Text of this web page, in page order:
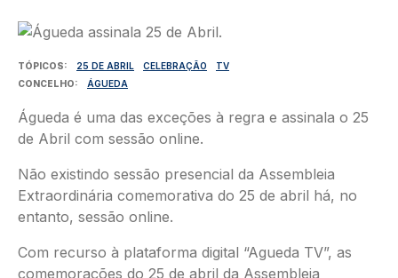
Imagem
TÓPICOS 25 DE ABRIL CELEBRAÇÃO
TV
CONCELHO
ÁGUEDA
Águeda é uma das exceções à regra e assinala o 25
de Abril com sessão online.
Não existindo sessão presencial da Assembleia
Extraordinária comemorativa do 25 de abril há, no
entanto, sessão online.
Com recurso à plataforma digital “Agueda TV”, as
comemorações do 25 de abril da Assembleia